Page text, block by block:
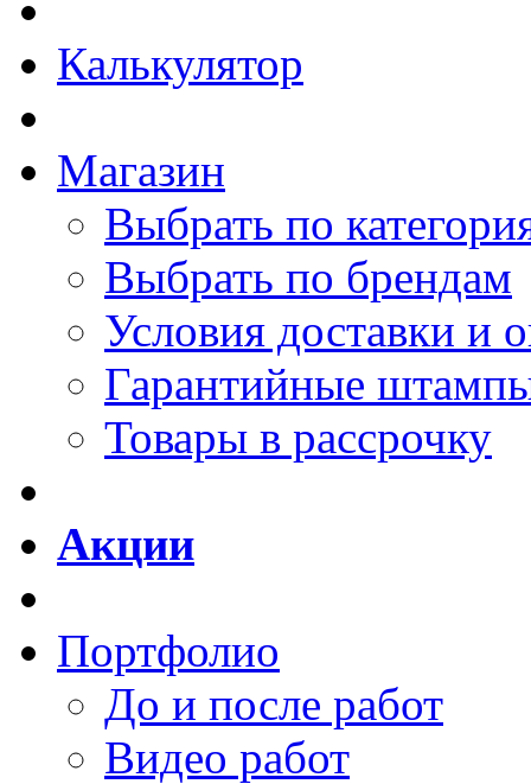
Калькулятор
Магазин
Выбрать по
Выбрать по брендам
Условия доставки и
Гарантийные
Товары в рассрочку
Акции
Портфолио
До и после работ
Видео работ